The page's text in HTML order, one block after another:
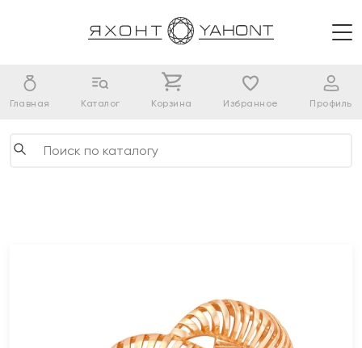
Главная Каталог Корзина Избранное Профиль